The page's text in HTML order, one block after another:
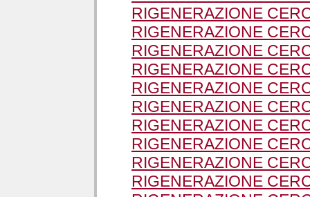
RIGENERAZIONE
RIGENERAZIONE
RIGENERAZIONE
RIGENERAZIONE
RIGENERAZIONE
RIGENERAZIONE
RIGENERAZIONE
RIGENERAZIONE
RIGENERAZIONE
RIGENERAZIONE